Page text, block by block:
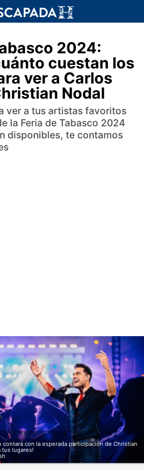
2024:
cuestan los
ver a Carlos
Nodal
ver a tus artistas favoritos
la Feria de Tabasco 2024
disponibles, te contamos
contará con la esperada participación de Christian
tus lugares!